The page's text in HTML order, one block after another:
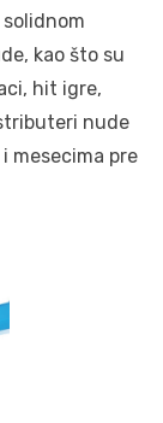
kao što su
hit igre,
nude
mesecima pre